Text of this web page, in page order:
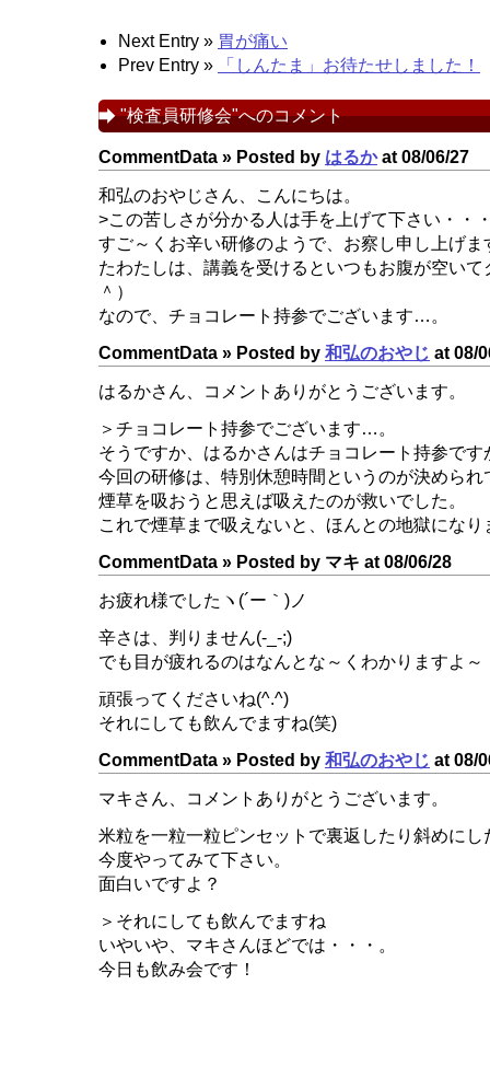
Next Entry » 胃が痛い
Prev Entry »
「しんたま」お待たせしました！
"検査員研修会"へのコメント
CommentData » Posted by はるかat 08/06/27
和弘のおやじさん、こんにちは。
>この苦しさが分かる人は手を上げて下さい・・
すご～くお辛い研修のようで、お察し申し上げ
たわたしは、講義を受けるといつもお腹が空い
＾）
なので、チョコレート持参でございます…。
CommentData » Posted by 和弘のおやじ at 08/
はるかさん、コメントありがとうございます。
＞チョコレート持参でございます…。
そうですか、はるかさんはチョコレート持参です
今回の研修は、特別休憩時間というのが決められ
煙草を吸おうと思えば吸えたのが救いでした。
これで煙草まで吸えないと、ほんとの地獄になり
CommentData » Posted by マキ at 08/06/28
お疲れ様でしたヽ(´ー｀)ノ
辛さは、判りません(-_-;)
でも目が疲れるのはなんとな～くわかりますよ～
頑張ってくださいね(^.^)
それにしても飲んでますね(笑)
CommentData » Posted by 和弘のおやじ at 08/
マキさん、コメントありがとうございます。
米粒を一粒一粒ピンセットで裏返したり斜めに
今度やってみて下さい。
面白いですよ？
＞それにしても飲んでますね
いやいや、マキさんほどでは・・・。
今日も飲み会です！